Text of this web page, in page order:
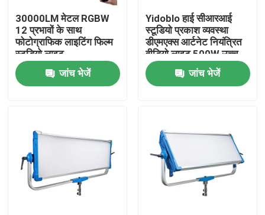
उत्पाद
वीडियो
30000LM मेटल RGBW
12 प्रभावों के साथ
फोटोग्राफिक लाइटिंग फिल्म
स्टूडियो लाइट
जांच भेजें
Yidoblo हाई सीआरआई
स्टूडियो प्रकाश व्यवस्था
डीएमएक्स आर्टनेट नियंत्रित
वीडियो लाइट 500W उच्च
शक्ति द्वि रंग एलईडी नरम
पैनल प्रकाशजांच भेजें